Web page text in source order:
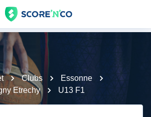
Clubs
Essonne
Etrechy
U13 F1